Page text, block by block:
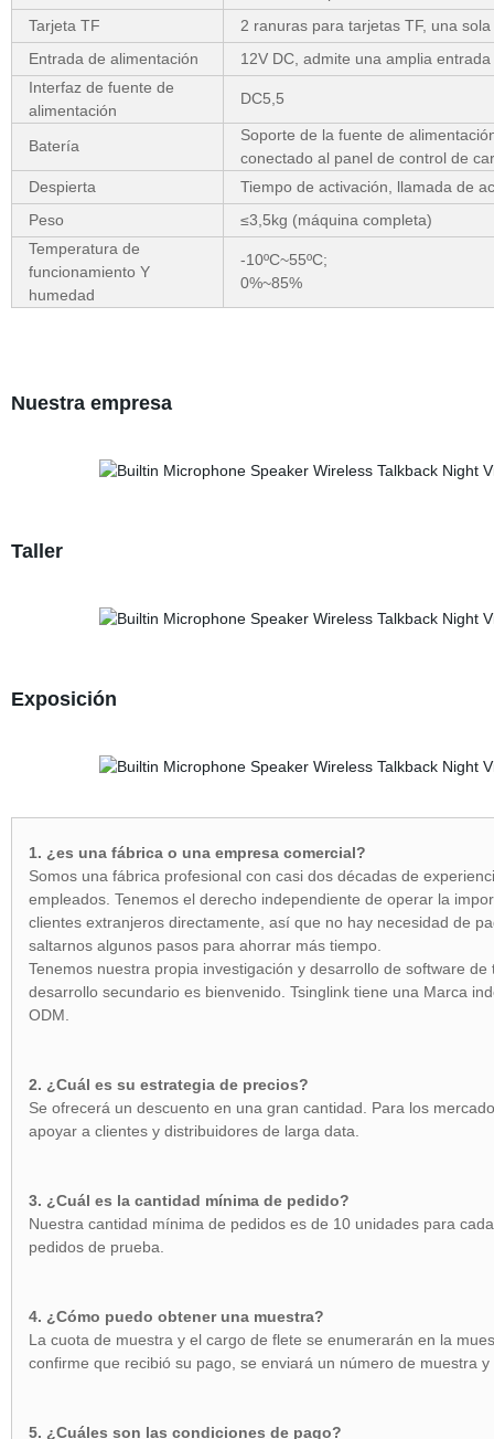
Tarjeta TF
2 ranuras para tarjetas TF, una
Entrada de alimentación
12V DC, admite una amplia
Interfaz de fuente de
alimentación
DC5,5
Batería
Soporte de la fuente de
conectado al panel de control de
Despierta
Tiempo de activación, llamada de
Peso
≤3,5kg (máquina completa)
Temperatura de
funcionamiento Y
humedad
-10ºC~55ºC;
0%~85%
Nuestra empresa
Taller
Exposición
1. ¿es una fábrica o una empresa comercial?
Somos una fábrica profesional con casi dos décadas de
empleados. Tenemos el derecho independiente de operar la
clientes extranjeros directamente, así que no hay necesidad de
saltarnos algunos pasos para ahorrar más tiempo.
Tenemos nuestra propia investigación y desarrollo de software
desarrollo secundario es bienvenido. Tsinglink tiene una Marca
ODM.
2. ¿Cuál es su estrategia de precios?
Se ofrecerá un descuento en una gran cantidad. Para los
apoyar a clientes y distribuidores de larga data.
3. ¿Cuál es la cantidad mínima de pedido?
Nuestra cantidad mínima de pedidos es de 10 unidades para
pedidos de prueba.
4. ¿Cómo puedo obtener una muestra?
La cuota de muestra y el cargo de flete se enumerarán en la
confirme que recibió su pago, se enviará un número de muestra y
5. ¿Cuáles son las condiciones de pago?